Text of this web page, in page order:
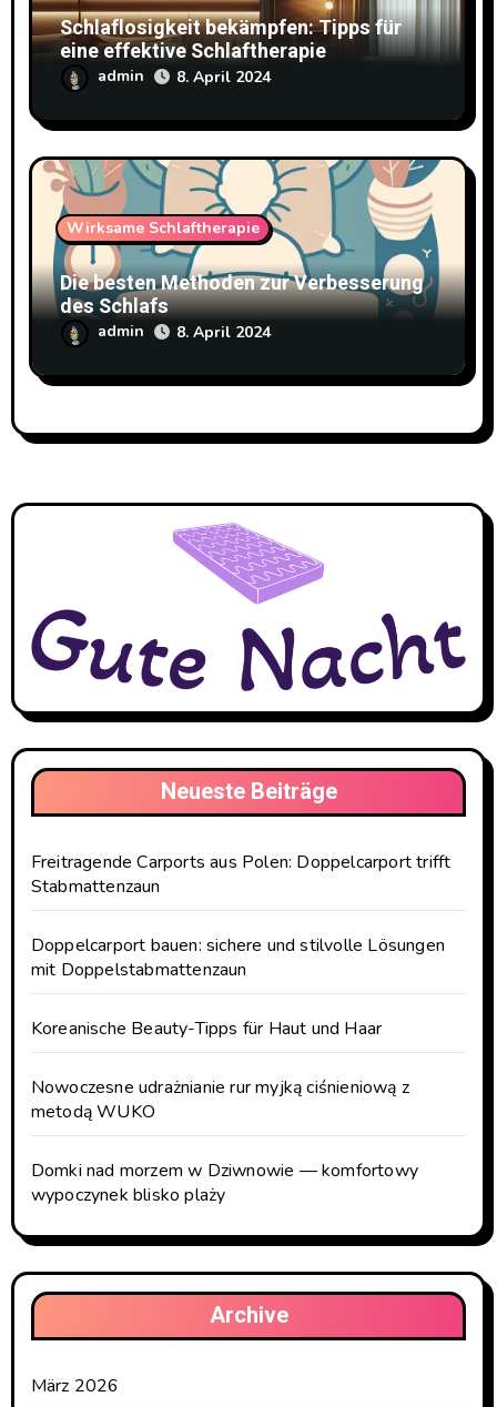
Schlaflosigkeit bekämpfen: Tipps für
eine effektive Schlaftherapie
admin 8. April 2024
Wirksame Schlaftherapie
Die besten Methoden zur Verbesserung
des Schlafs
admin 8. April 2024
Neueste Beiträge
Freitragende Carports aus Polen: Doppelcarport trifft
Stabmattenzaun
Doppelcarport bauen: sichere und stilvolle Lösungen
mit Doppelstabmattenzaun
Koreanische Beauty-Tipps für Haut und Haar
Nowoczesne udrażnianie rur myjką ciśnieniową z
metodą WUKO
Domki nad morzem w Dziwnowie — komfortowy
wypoczynek blisko plaży
Archive
März 2026